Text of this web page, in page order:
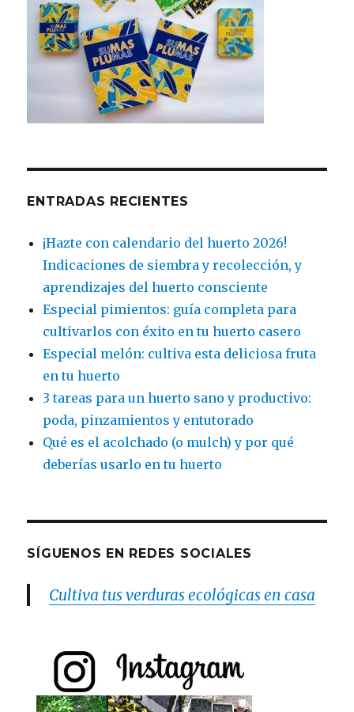
ENTRADAS RECIENTES
¡Hazte con calendario del huerto 2026!
Indicaciones de siembra y recolección, y
aprendizajes del huerto consciente
Especial pimientos: guía completa para
cultivarlos con éxito en tu huerto casero
Especial melón: cultiva esta deliciosa fruta
en tu huerto
3 tareas para un huerto sano y productivo:
poda, pinzamientos y entutorado
Qué es el acolchado (o mulch) y por qué
deberías usarlo en tu huerto
SÍGUENOS EN REDES SOCIALES
Cultiva tus verduras ecológicas en casa